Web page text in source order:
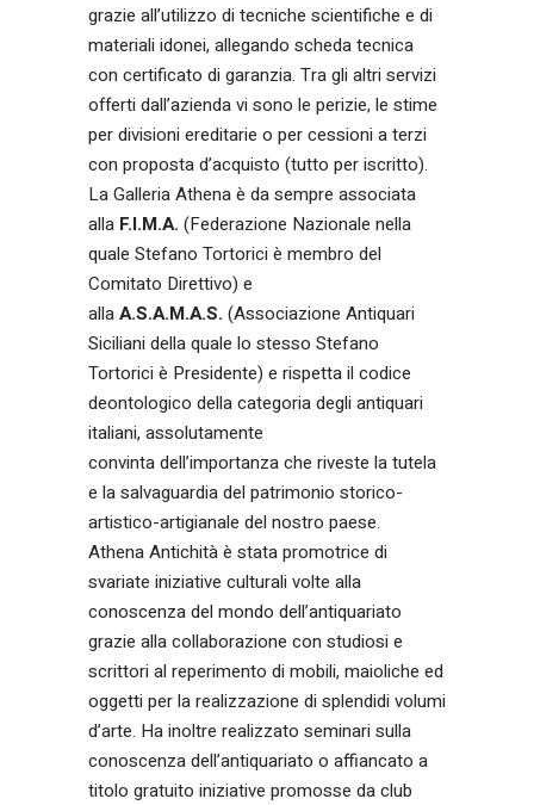
grazie all’utilizzo di tecniche scientifiche e di
materiali idonei, allegando scheda tecnica
con certificato di garanzia. Tra gli altri servizi
offerti dall’azienda vi sono le perizie, le stime
per divisioni ereditarie o per cessioni a terzi
con proposta d’acquisto (tutto per iscritto).
La Galleria Athena è da sempre associata
alla F.I.M.A. (Federazione Nazionale nella
quale Stefano Tortorici è membro del
Comitato Direttivo) e
allaA.S.A.M.A.S. (Associazione Antiquari
Siciliani della quale lo stesso Stefano
Tortorici è Presidente) e rispetta il codice
deontologico della categoria degli antiquari
italiani, assolutamente
convinta dell’importanza che riveste la tutela
e la salvaguardia del patrimonio storico-
artistico-artigianale del nostro paese.
Athena Antichità è stata promotrice di
svariate iniziative culturali volte alla
conoscenza del mondo dell’antiquariato
grazie alla collaborazione con studiosi e
scrittori al reperimento di mobili, maioliche ed
oggetti per la realizzazione di splendidi volumi
d’arte. Ha inoltre realizzato seminari sulla
conoscenza dell’antiquariato o affiancato a
titolo gratuito iniziative promosse da club